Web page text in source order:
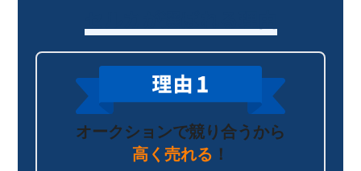
オークションで競り合うから
高く売れる ！